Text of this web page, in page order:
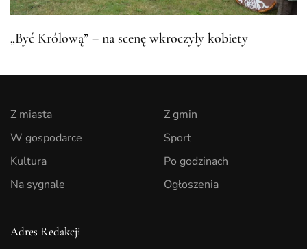
„Być Królową” – na scenę wkroczyły kobiety
Z miasta
W gospodarce
Kultura
Na sygnale
Z gmin
Sport
Po godzinach
Ogłoszenia
Adres Redakcji